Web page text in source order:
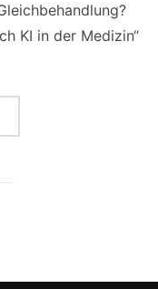
KI in der Medizin“
ZU „GEFAHREN